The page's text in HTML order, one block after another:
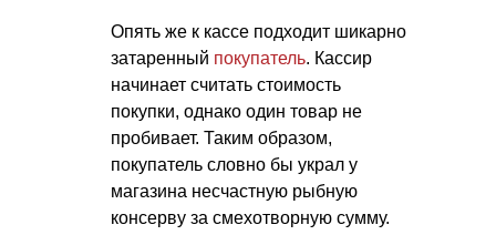
Опять же к кассе подходит шикарно
затаренный покупатель. Кассир
начинает считать стоимость
покупки, однако один товар не
пробивает. Таким образом,
покупатель словно бы украл у
магазина несчастную рыбную
консерву за смехотворную сумму.